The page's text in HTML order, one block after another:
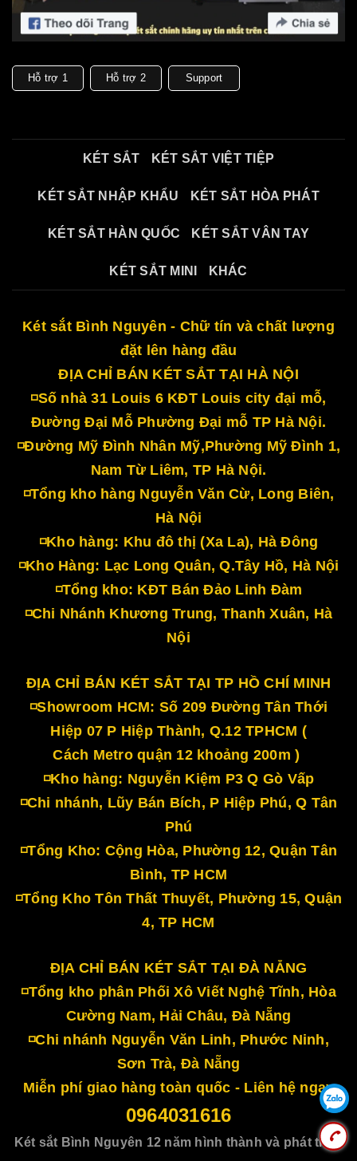
Hỗ trợ 1 Hỗ trợ 2 Support
KÉT SẮT KÉT SẮT VIỆT TIỆP
KÉT SẮT NHẬP KHẨU KÉT SẮT HÒA PHÁT
KÉT SẮT HÀN QUỐC KÉT SẮT VÂN TAY
KÉT SẮT MINI KHÁC
Két sắt Bình Nguyên - Chữ tín và chất lượng
đặt lên hàng đầu
ĐỊA CHỈ BÁN KÉT SẮT TẠI HÀ NỘI
◽Số nhà 31 Louis 6 KĐT Louis city đại mỗ,
Đường Đại Mỗ Phường Đại mỗ TP Hà Nội.
◽Đường Mỹ Đình Nhân Mỹ,Phường Mỹ Đình 1,
Nam Từ Liêm, TP Hà Nội.
◽Tổng kho hàng Nguyễn Văn Cừ, Long Biên,
Hà Nội
◽Kho hàng: Khu đô thị (Xa La), Hà Đông
◽Kho Hàng: Lạc Long Quân, Q.Tây Hồ, Hà Nội
◽Tổng kho: KĐT Bán Đảo Linh Đàm
◽Chi Nhánh Khương Trung, Thanh Xuân, Hà
Nội
ĐỊA CHỈ BÁN KÉT SẮT TẠI TP HỒ CHÍ MINH
◽Showroom HCM: Số 209 Đường Tân Thới
Hiệp 07 P Hiệp Thành, Q.12 TPHCM (
Cách Metro quận 12 khoảng 200m )
◽Kho hàng: Nguyễn Kiệm P3 Q Gò Vấp
◽Chi nhánh, Lũy Bán Bích, P Hiệp Phú, Q Tân
Phú
◽Tổng Kho: Cộng Hòa, Phường 12, Quận Tân
Bình, TP HCM
◽Tổng Kho Tôn Thất Thuyết, Phường 15, Quận
4, TP HCM
ĐỊA CHỈ BÁN KÉT SẮT TẠI ĐÀ NẴNG
◽Tổng kho phân Phối Xô Viết Nghệ Tĩnh, Hòa
Cường Nam, Hải Châu, Đà Nẵng
◽Chi nhánh Nguyễn Văn Linh, Phước Ninh,
Sơn Trà, Đà Nẵng
Miễn phí giao hàng toàn quốc - Liên hệ ngay
0964031616
Két sắt Bình Nguyên 12 năm hình thành và phát triển